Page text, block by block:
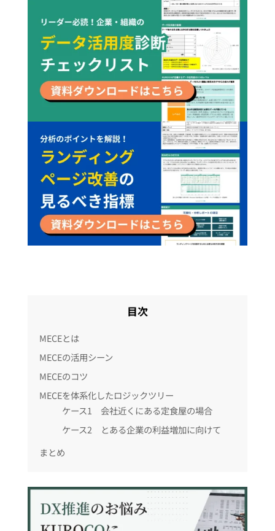
目次
MECEとは
MECEの活用シーン
MECEのコツ
MECEを体系化したロジックツリー
ケース1 会社近くにある定食屋の場合
ケース2 とある企業の利益増加に向けて
まとめ